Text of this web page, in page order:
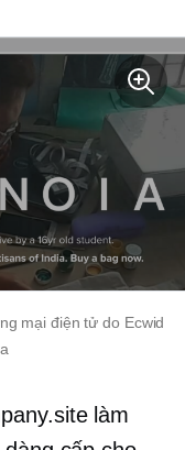
mại điện tử do Ecwid
làm